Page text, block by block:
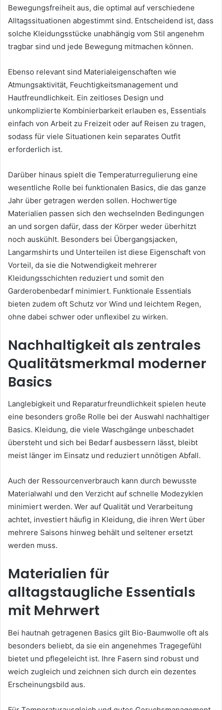
Bewegungsfreiheit aus, die optimal auf verschiedene
Alltagssituationen abgestimmt sind. Entscheidend ist, dass
solche Kleidungsstücke unabhängig vom Stil angenehm
tragbar sind und jede Bewegung mitmachen können.
Ebenso relevant sind Materialeigenschaften wie
Atmungsaktivität, Feuchtigkeitsmanagement und
Hautfreundlichkeit. Ein zeitloses Design und
unkomplizierte Kombinierbarkeit erlauben es, Essentials
einfach von Arbeit zu Freizeit oder auf Reisen zu tragen,
sodass für viele Situationen kein separates Outfit
erforderlich ist.
Darüber hinaus spielt die Temperaturregulierung eine
wesentliche Rolle bei funktionalen Basics, die das ganze
Jahr über getragen werden sollen. Hochwertige
Materialien passen sich den wechselnden Bedingungen
an und sorgen dafür, dass der Körper weder überhitzt
noch auskühlt. Besonders bei Übergangsjacken,
Langarmshirts und Unterteilen ist diese Eigenschaft von
Vorteil, da sie die Notwendigkeit mehrerer
Kleidungsschichten reduziert und somit den
Garderobenbedarf minimiert. Funktionale Essentials
bieten zudem oft Schutz vor Wind und leichtem Regen,
ohne dabei schwer oder unflexibel zu wirken.
Nachhaltigkeit als zentrales
Qualitätsmerkmal moderner
Basics
Langlebigkeit und Reparaturfreundlichkeit spielen heute
eine besonders große Rolle bei der Auswahl nachhaltiger
Basics. Kleidung, die viele Waschgänge unbeschadet
übersteht und sich bei Bedarf ausbessern lässt, bleibt
meist länger im Einsatz und reduziert unnötigen Abfall.
Auch der Ressourcenverbrauch kann durch bewusste
Materialwahl und den Verzicht auf schnelle Modezyklen
minimiert werden. Wer auf Qualität und Verarbeitung
achtet, investiert häufig in Kleidung, die ihren Wert über
mehrere Saisons hinweg behält und seltener ersetzt
werden muss.
Materialien für
alltagstaugliche Essentials
mit Mehrwert
Bei hautnah getragenen Basics gilt Bio-Baumwolle oft als
besonders beliebt, da sie ein angenehmes Tragegefühl
bietet und pflegeleicht ist. Ihre Fasern sind robust und
weich zugleich und zeichnen sich durch ein dezentes
Erscheinungsbild aus.